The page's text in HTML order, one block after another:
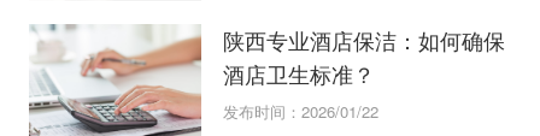
陕西专业酒店保洁：如何确保
酒店卫生标准？
发布时间：2026/01/22